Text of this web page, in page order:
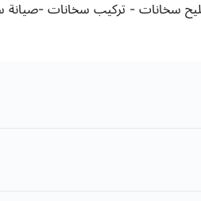
- تركيب سخانات -صيانة